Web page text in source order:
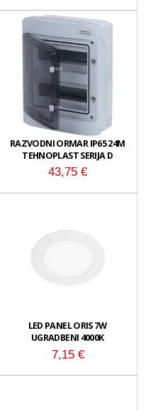
RAZVODNI ORMAR IP65 24M
TEHNOPLAST SERIJA D
43,75€
LED PANEL ORIS 7W
UGRADBENI 4000K
7,15 €